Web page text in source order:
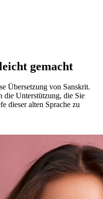
gemacht
Übersetzung von Sanskrit.
die Unterstützung, die Sie
dieser alten Sprache zu